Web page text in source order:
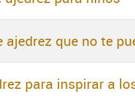
que no te
para inspirar a